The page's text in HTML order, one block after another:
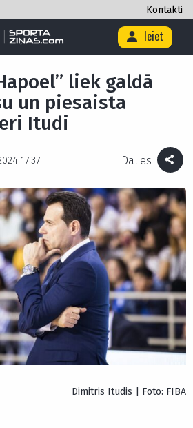
Kontakti
Ieiet
“Hapoel” liek galdā naudas maisu un
liek galdā
un piesaista
Itudi
17:37 Dalies
Dimitris Itudis | Foto: FIBA